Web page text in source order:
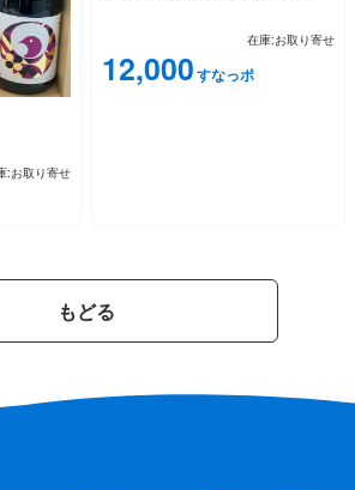
:お取り寄せ
在庫:お取り寄せ
12,000すなっポ
もどる